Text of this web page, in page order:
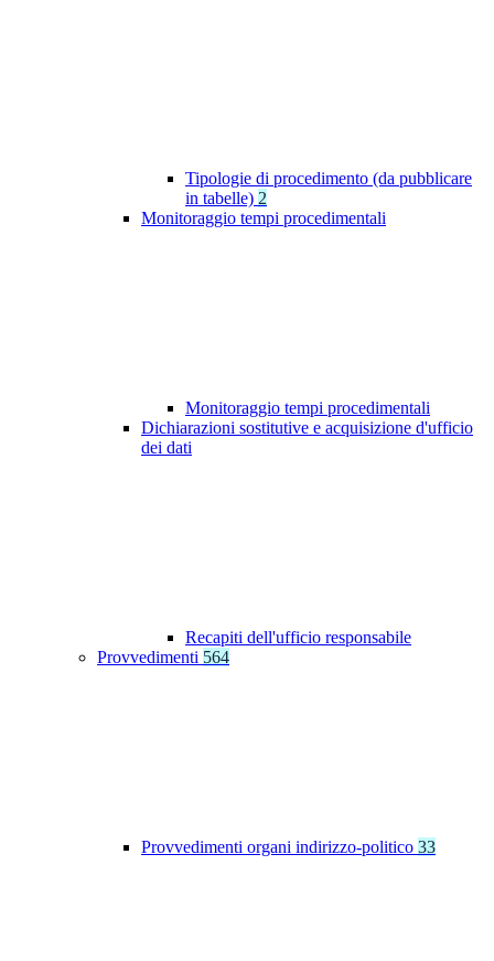
Tipologie di procedimento (da pubblicare
in tabelle) 2
Monitoraggio tempi procedimentali
Monitoraggio tempi procedimentali
Dichiarazioni sostitutive e acquisizione d'ufficio
dei dati
Recapiti dell'ufficio responsabile
Provvedimenti 564
Provvedimenti organi indirizzo-politico 33